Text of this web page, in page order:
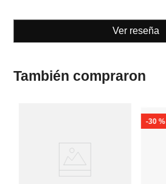
Ver reseña
También compraron
-30 %